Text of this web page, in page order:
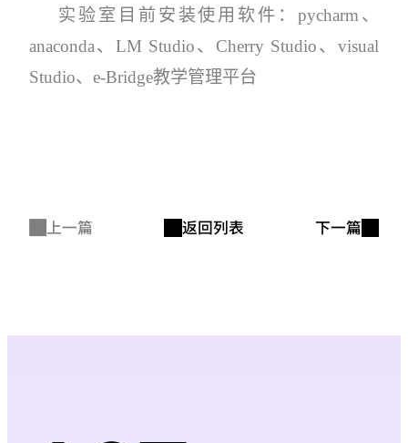
实验室目前安装使用软件：pycharm、
anaconda、LM Studio、Cherry Studio、visual
Studio、e-Bridge教学管理平台
上一篇 返回列表 下一篇